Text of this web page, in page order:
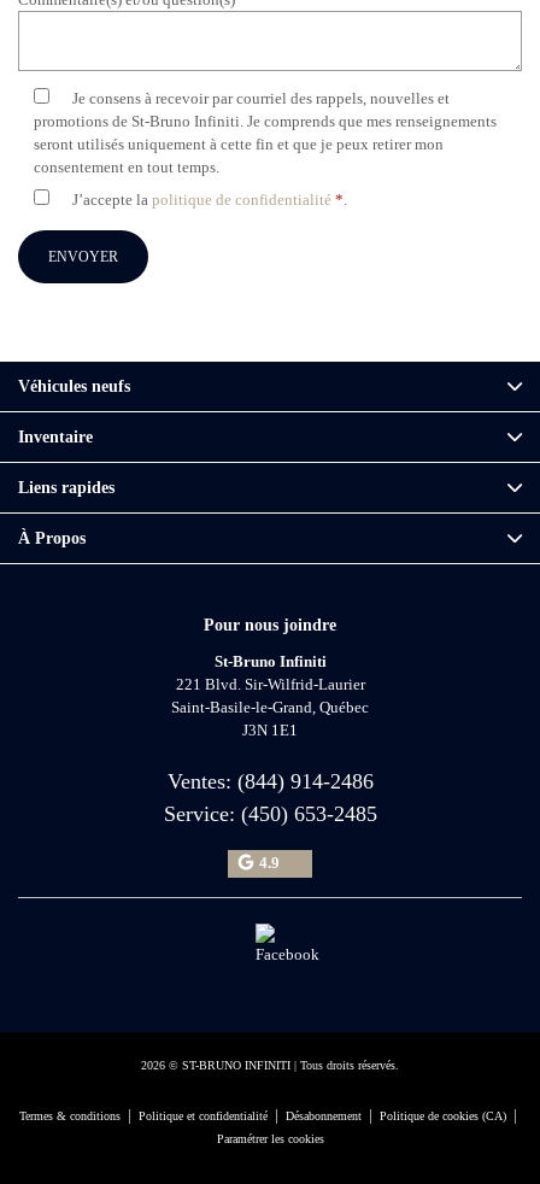
Je consens à recevoir par courriel des rappels, nouvelles et
promotions de St-Bruno Infiniti. Je comprends que mes renseignements
seront utilisés uniquement à cette fin et que je peux retirer mon
consentement en tout temps.
J’accepte la politique de confidentialité *
Pour nous joindre
St-Bruno Infiniti
221 Blvd. Sir-Wilfrid-Laurier
Saint-Basile-le-Grand Québec
J3N 1E1
Ventes: (844) 914-2486
Service: (450) 653-2485
4.9
Véhicules neufs
Inventaire
Liens rapides
À Propos
2026 © ST-BRUNO INFINITI | Tous droits réservés.
Termes & conditions | Politique et confidentialité | Désabonnement | Politique de cookies (CA) |
Paramétrer les cookies